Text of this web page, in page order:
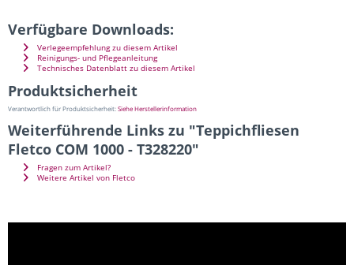
Verfügbare Downloads:
Verlegeempfehlung zu diesem Artikel
Reinigungs- und Pflegeanleitung
Technisches Datenblatt zu diesem Artikel
Produktsicherheit
Verantwortlich für Produktsicherheit:Siehe Herstellerinformation
Weiterführende Links zu "Teppichfliesen
Fletco COM 1000 - T328220"
Fragen zum Artikel?
Weitere Artikel von Fletco